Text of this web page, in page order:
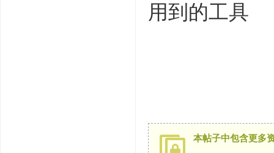
用到的工具
本帖子中包含更多